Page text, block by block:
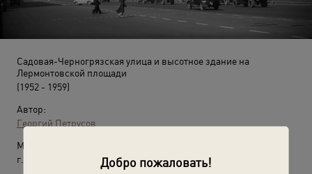
Добро пожаловать!
Садовая-Черногрязская улица и высотное здание на
Лермонтовской площади
(1952 - 1959)
Автор:
Георгий Петрусов
Место съемки:
г. Москва